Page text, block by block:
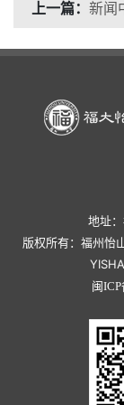
上一篇： 新闻
商业管理
地址
版权所有：福州
闽